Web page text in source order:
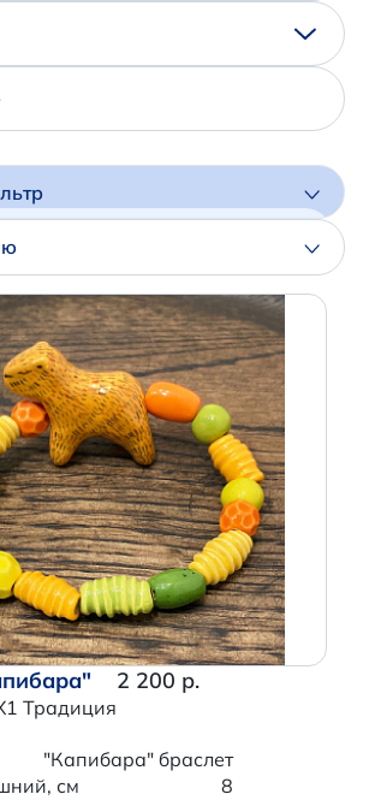
нам в Телеграм
294-91-85
702-09-76
Традиция
2 200 р.
"Капибара" браслет
см
8